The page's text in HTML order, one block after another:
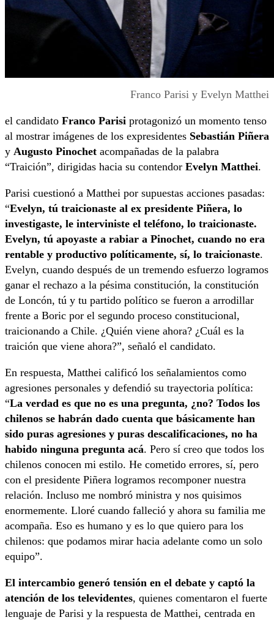
Franco Parisi y Evelyn Matthei
el candidato Franco Parisi protagonizó un momento tenso
al mostrar imágenes de los expresidentes Sebastián Piñera
y Augusto Pinochet acompañadas de la palabra
“Traición”, dirigidas hacia su contendor Evelyn Matthei.
Parisi cuestionó a Matthei por supuestas acciones pasadas:
“Evelyn, tú traicionaste al ex presidente Piñera, lo
investigaste, le interviniste el teléfono, lo traicionaste.
Evelyn, tú apoyaste a rabiar a Pinochet, cuando no era
rentable y productivo políticamente, sí, lo traicionaste.
Evelyn, cuando después de un tremendo esfuerzo logramos
ganar el rechazo a la pésima constitución, la constitución
de Loncón, tú y tu partido político se fueron a arrodillar
frente a Boric por el segundo proceso constitucional,
traicionando a Chile. ¿Quién viene ahora? ¿Cuál es la
traición que viene ahora?”, señaló el candidato.
En respuesta, Matthei calificó los señalamientos como
agresiones personales y defendió su trayectoria política:
“La verdad es que no es una pregunta, ¿no? Todos los
chilenos se habrán dado cuenta que básicamente han
sido puras agresiones y puras descalificaciones, no ha
habido ninguna pregunta acá. Pero sí creo que todos los
chilenos conocen mi estilo. He cometido errores, sí, pero
con el presidente Piñera logramos recomponer nuestra
relación. Incluso me nombró ministra y nos quisimos
enormemente. Lloré cuando falleció y ahora su familia me
acompaña. Eso es humano y es lo que quiero para los
chilenos: que podamos mirar hacia adelante como un solo
equipo”.
El intercambio generó tensión en el debate y captó la
atención de los televidentes, quienes comentaron el fuerte
lenguaje de Parisi y la respuesta de Matthei, centrada en